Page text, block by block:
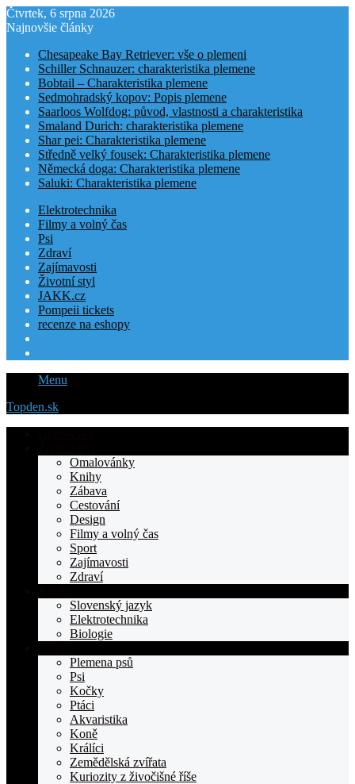
Čtvrtek, 6 srpna 2026
Najnovšie články
Chesapeake Bay Retriever: vše o plemeni
Schiller Schnauzer: charakteristika plemene
Bobtail – Charakteristika plemene
Sedmohradský kopov: Popis plemene
Saarloos Wolfdog: původ, vlastnosti a charakteristika
Smaland Durich: charakteristika plemene
Shar pei: Charakteristika plemene
Středně velký fousek: Charakteristika plemene
Německá doga: Charakteristika plemene
Saluki: Charakteristika plemene
Elektrotechnika
Filmy a volný čas
Psi
Zdraví
Zajímavosti
Životní styl
JAKK.cz
Pompeii tickets
recenze na eshopy
Menu
Topden.sk
Omalovánky
Knihy
Zábava
Cestování
Design
Filmy a volný čas
Sport
Zajímavosti
Zdraví
Slovenský jazyk
Elektrotechnika
Biologie
Plemena psů
Psi
Kočky
Ptáci
Akvaristika
Koně
Králíci
Zemědělská zvířata
Kuriozity z živočišné říše